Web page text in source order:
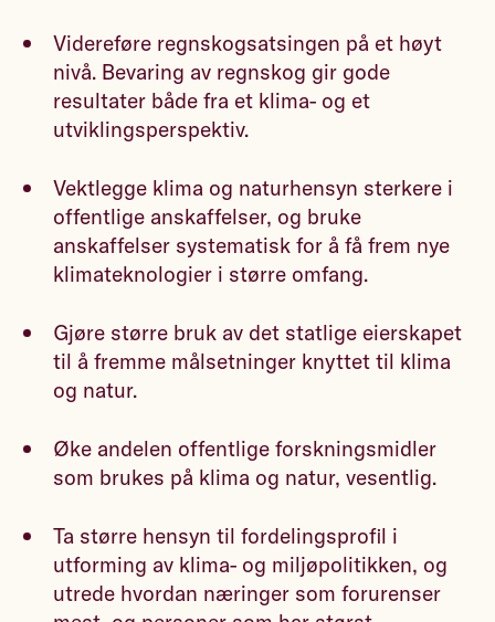
Videreføre regnskogsatsingen på et høyt
nivå. Bevaring av regnskog gir gode
resultater både fra et klima- og et
utviklingsperspektiv.
Vektlegge klima og naturhensyn sterkere i
offentlige anskaffelser, og bruke
anskaffelser systematisk for å få frem nye
klimateknologier i større omfang.
Gjøre større bruk av det statlige eierskapet
til å fremme målsetninger knyttet til klima
og natur.
Øke andelen offentlige forskningsmidler
som brukes på klima og natur, vesentlig.
Ta større hensyn til fordelingsprofil i
utforming av klima- og miljøpolitikken, og
utrede hvordan næringer som forurenser